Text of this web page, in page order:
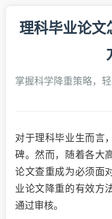
理科毕业论文
掌握科学降重策略，
对于理科毕业生而言
碑。然而，随着各大
论文查重成为必须面
业论文降重的有效方
通过审核。